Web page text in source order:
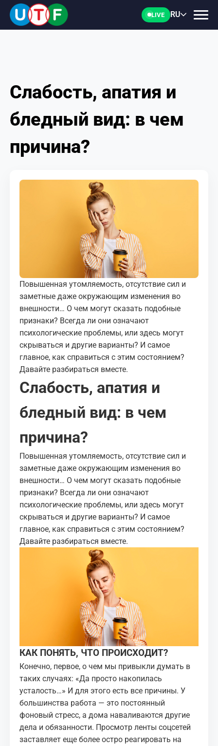
LIVE RU
ГЛАВНАЯ
ФТУ
НОВОСТИ
КОНТАКТЫ
Слабость, апатия и
бледный вид: в чем
причина?
Повышенная утомляемость, отсутствие сил и
заметные даже окружающим изменения во
внешности… О чем могут сказать подобные
признаки? Всегда ли они означают
психологические проблемы, или здесь могут
скрываться и другие варианты? И самое
главное, как справиться с этим состоянием?
Давайте разбираться вместе.
Слабость, апатия и
бледный вид: в чем
причина?
Повышенная утомляемость, отсутствие сил и
заметные даже окружающим изменения во
внешности… О чем могут сказать подобные
признаки? Всегда ли они означают
психологические проблемы, или здесь могут
скрываться и другие варианты? И самое
главное, как справиться с этим состоянием?
Давайте разбираться вместе.
КАК ПОНЯТЬ, ЧТО ПРОИСХОДИТ?
Конечно, первое, о чем мы привыкли думать в
таких случаях: «Да просто накопилась
усталость…» И для этого есть все причины. У
большинства работа — это постоянный
фоновый стресс, а дома наваливаются другие
дела и обязанности. Просмотр ленты соцсетей
заставляет еще более остро реагировать на